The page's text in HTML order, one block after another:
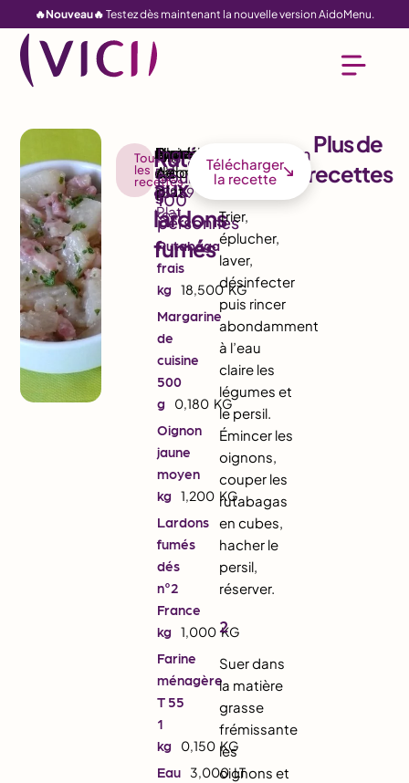
🔥Nouveau🔥 Testez dès maintenant la nouvelle version AidoMenu.
Toutes
les
recettes
Rutabaga
aux
lardons
fumés
83
kcal
5,7
g
4,2
g
3,5
g
Plat
18939
Rutabaga
frais
kg
18,500 KG
Margarine
de
cuisine
500
g
0,180 KG
Oignon
jaune
moyen
kg
1,200 KG
Lardons
fumés
dés
n°2
France
kg
1,000 KG
Farine
ménagère
T 55
1
kg
0,150 KG
Eau
3,000 LT
Télécharger
la recette
1
Trier,
éplucher,
laver,
désinfecter
puis rincer
abondamment
à l’eau
claire les
légumes et
le persil.
Émincer les
oignons,
couper les
rutabagas
en cubes,
hacher le
persil,
réserver.
2
Suer dans
la matière
grasse
frémissante
les
oignons et
Plus de
recettes